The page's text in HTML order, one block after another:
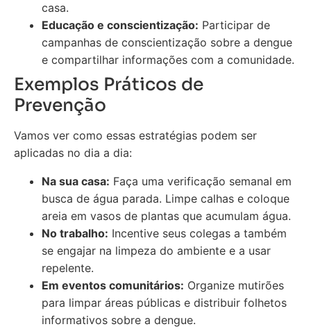
casa.
Educação e conscientização: Participar de
campanhas de conscientização sobre a dengue
e compartilhar informações com a comunidade.
Exemplos Práticos de
Prevenção
Vamos ver como essas estratégias podem ser
aplicadas no dia a dia:
Na sua casa: Faça uma verificação semanal em
busca de água parada. Limpe calhas e coloque
areia em vasos de plantas que acumulam água.
No trabalho: Incentive seus colegas a também
se engajar na limpeza do ambiente e a usar
repelente.
Em eventos comunitários: Organize mutirões
para limpar áreas públicas e distribuir folhetos
informativos sobre a dengue.